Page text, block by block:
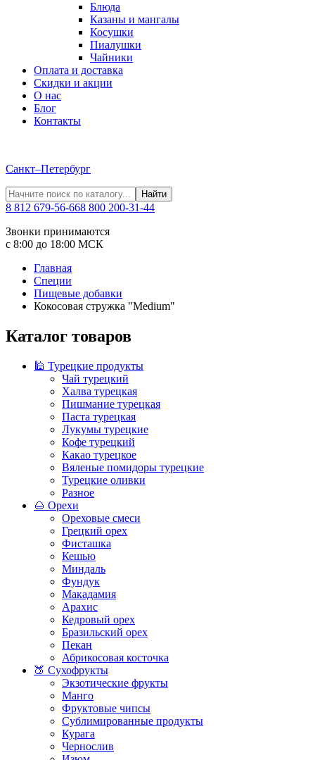
Блюда
Казаны и мангалы
Косушки
Пиалушки
Чайники
Оплата и доставка
Скидки и акции
О нас
Блог
Контакты
Санкт–Петербург
Найти
8 812 679-56-668 800 200-31-44
Звонки принимаются
с 8:00 до 18:00 МСК
Главная
Специи
Пищевые добавки
Кокосовая стружка "Medium"
Каталог товаров
🕌 Турецкие продукты
Чай турецкий
Халва турецкая
Пишмание турецкая
Паста турецкая
Лукумы турецкие
Кофе турецкий
Какао турецкое
Вяленые помидоры турецкие
Турецкие оливки
Разное
🌰 Орехи
Ореховые смеси
Грецкий орех
Фисташка
Кешью
Миндаль
Фундук
Макадамия
Арахис
Кедровый орех
Бразильский орех
Пекан
Абрикосовая косточка
🍑 Сухофрукты
Экзотические фрукты
Манго
Фруктовые чипсы
Сублимированные продукты
Курага
Чернослив